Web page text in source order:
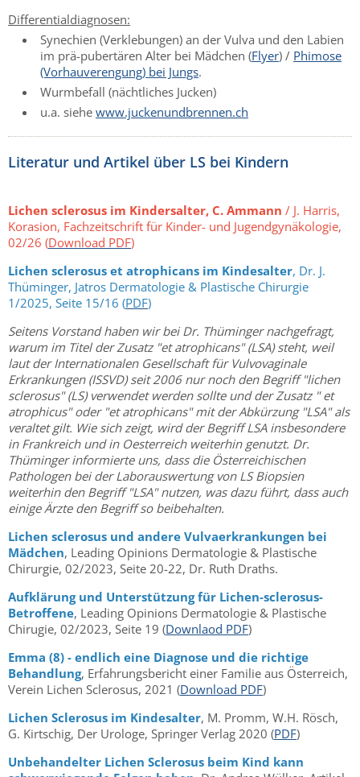
Differentialdiagnosen:
Synechien (Verklebungen) an der Vulva und den Labien
im prä-pubertären Alter bei Mädchen (Flyer) / Phimose
(Vorhauverengung) bei Jungs.
Wurmbefall (nächtliches Jucken)
u.a. siehe www.juckenundbrennen.ch
Literatur und Artikel über LS bei Kindern
Lichen sclerosus im Kindersalter, C. Ammann / J. Harris,
Korasion, Fachzeitschrift für Kinder- und Jugendgynäkologie,
02/26 (Download PDF)
Lichen sclerosus et atrophicans im Kindesalter, Dr. J.
Thüminger, Jatros Dermatologie & Plastische Chirurgie
1/2025, Seite 15/16 (PDF)
Seitens Vorstand haben wir bei Dr. Thüminger nachgefragt,
warum im Titel der Zusatz "et atrophicans" (LSA) steht, weil
laut der Internationalen Gesellschaft für Vulvovaginale
Erkrankungen (ISSVD) seit 2006 nur noch den Begriff "lichen
sclerosus" (LS) verwendet werden sollte und der Zusatz " et
atrophicus" oder "et atrophicans" mit der Abkürzung "LSA" als
veraltet gilt. Wie sich zeigt, wird der Begriff LSA insbesondere
in Frankreich und in Oesterreich weiterhin genutzt. Dr.
Thüminger informierte uns, dass die Österreichischen
Pathologen bei der Laborauswertung von LS Biopsien
weiterhin den Begriff "LSA" nutzen, was dazu führt, dass auch
einige Ärzte den Begriff so beibehalten.
Lichen sclerosus und andere Vulvaerkrankungen bei
Mädchen, Leading Opinions Dermatologie & Plastische
Chirurgie, 02/2023, Seite 20-22, Dr. Ruth Draths.
Aufklärung und Unterstützung für Lichen-sclerosus-
Betroffene, Leading Opinions Dermatologie & Plastische
Chirugie, 02/2023, Seite 19 (Downlaod PDF)
Emma (8) - endlich eine Diagnose und die richtige
Behandlung, Erfahrungsbericht einer Familie aus Österreich,
Verein Lichen Sclerosus, 2021 (Download PDF)
Lichen Sclerosus im Kindesalter, M. Promm, W.H. Rösch,
G. Kirtschig, Der Urologe, Springer Verlag 2020 (PDF)
Unbehandelter Lichen Sclerosus beim Kind kann